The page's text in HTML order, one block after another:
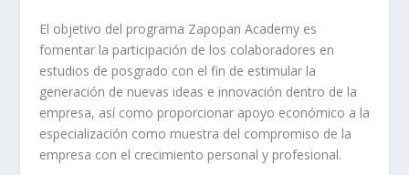
El objetivo del programa Zapopan Academy es
fomentar la participación de los colaboradores en
estudios de posgrado con el fin de estimular la
generación de nuevas ideas e innovación dentro de la
empresa, así como proporcionar apoyo económico a la
especialización como muestra del compromiso de la
empresa con el crecimiento personal y profesional.